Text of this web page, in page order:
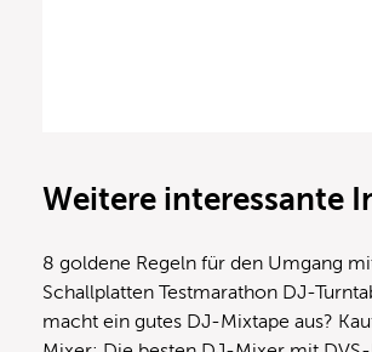
Weitere interessante
8 goldene Regeln für den Umgang
Schallplatten Testmarathon DJ-
macht ein gutes DJ-Mixtape aus?